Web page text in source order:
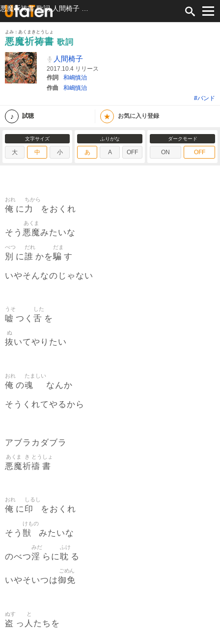
よみ：あくまきとうしょ
悪魔祈祷書 歌詞
人間椅子
2017.10.4 リリース
作詞
和嶋慎治
作曲
和嶋慎治
#バンド
試聴 ★ お気に入り登録
文字サイズ
大 中 小
ふりがな
あ A OFF
ダークモード
ON OFF
俺
おれ
に力
ちから
をおくれ
そう 悪魔
あくま
みたいな
別
べつ
に誰
だれ
かを騙
だま
す
いやそんなのじゃない
嘘
うそ
つく 舌
した
を
抜
ぬ
いてやりたい
俺
おれ
の魂
たましい
なんか
そうくれてやるから
アブラカダブラ
悪魔
あくま
祈
き
禱
とう
書
しょ
俺
おれ
に印
しるし
をおくれ
そう 獣
けもの
みたいな
のべつ淫
みだ
らに耽
ふけ
る
いやそいつは御免
ごめん
盗
ぬす
っ 人
と
たちを